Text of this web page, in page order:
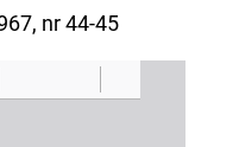
nr 44-45